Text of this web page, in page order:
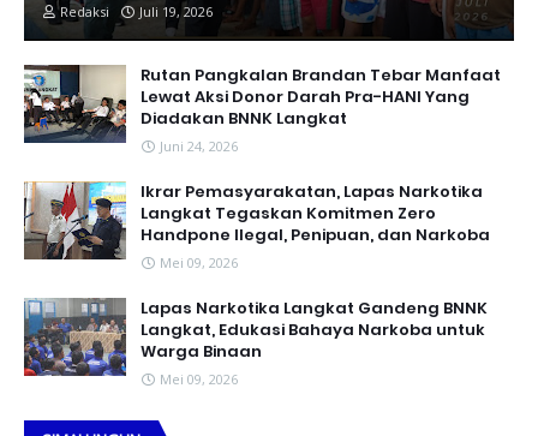
Redaksi Juli 19, 2026
Rutan Pangkalan Brandan Tebar Manfaat
Lewat Aksi Donor Darah Pra-HANI Yang
Diadakan BNNK Langkat
Juni 24, 2026
Ikrar Pemasyarakatan, Lapas Narkotika
Langkat Tegaskan Komitmen Zero
Handpone llegal, Penipuan, dan Narkoba
Mei 09, 2026
Lapas Narkotika Langkat Gandeng BNNK
Langkat, Edukasi Bahaya Narkoba untuk
Warga Binaan
Mei 09, 2026